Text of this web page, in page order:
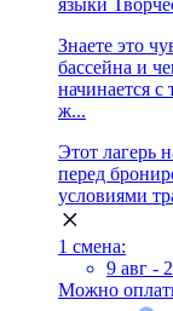
Знаете это
бассейна и
начинается
ж...
Этот лагерь
перед
условиями
1 смена:
9 авг -
Можно